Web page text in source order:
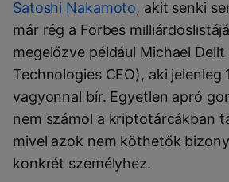
Satoshi Nakamoto, akit senki
már rég a Forbes
megelőzve például Michael Dellt
Technologies CEO), aki jelenleg
vagyonnal bír. Egyetlen apró
nem számol a kriptotárcákban
mivel azok nem köthetők
konkrét személyhez.